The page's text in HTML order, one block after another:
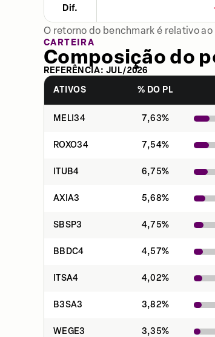
Dif.
O retorno do benchmark é relativo
CARTEIRA
Composição do
REFERÊNCIA: JUL/2026
ATIVOS
% DO PL
MELI34 7,63%
ROXO34 7,54%
ITUB4 6,75%
AXIA3 5,68%
SBSP3 4,75%
BBDC4 4,57%
ITSA4 4,02%
B3SA3 3,82%
WEGE3 3,35%